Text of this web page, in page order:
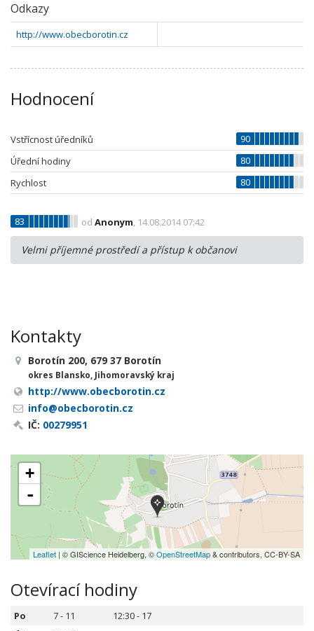
Odkazy
http://www.obecborotin.cz
Hodnocení
Vstřícnost úředníků
90
Úřední hodiny
80
Rychlost
80
83 od Anonym, 14.08.2014 07:42
Velmi příjemné prostředí a přístup k občanovi
Kontakty
Borotín 200, 679 37 Borotín
okres Blansko, Jihomoravský kraj
http://www.obecborotin.cz
info@obecborotin.cz
IČ: 00279951
+
-
Leaflet | © GIScience Heidelberg, ©OpenStreetMap& contributors, CC-BY-SA
Otevírací hodiny
Po 7 - 11
12:30 - 17